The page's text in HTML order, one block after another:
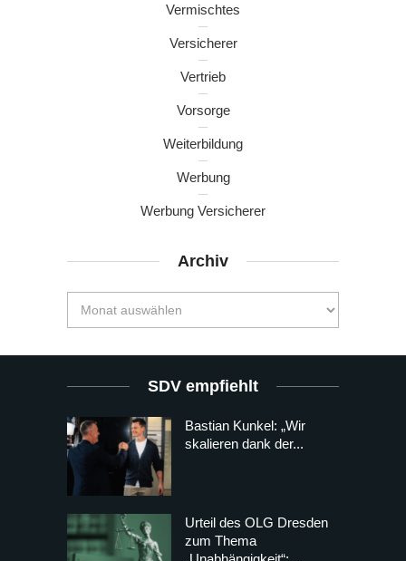
Vermischtes
Versicherer
Vertrieb
Vorsorge
Weiterbildung
Werbung
Werbung Versicherer
Archiv
SDV empfiehlt
Bastian Kunkel: „Wir
skalieren dank der...
Urteil des OLG Dresden
zum Thema